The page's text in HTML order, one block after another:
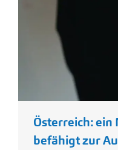
Österreich: ein
befähigt zur